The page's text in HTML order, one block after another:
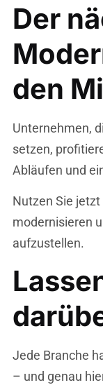
Der
den
Unternehmen,
setzen,
Abläufen und
Nutzen Sie jetzt
modernisieren
aufzustellen.
Jede Branche
– und genau